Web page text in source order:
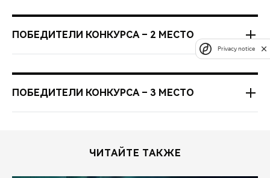
ПОБЕДИТЕЛИ КОНКУРСА – 2 МЕСТО
Базис-Сервис
РВ Сервис КУБАНЬ
ПОБЕДИТЕЛИ КОНКУРСА – 3 МЕСТО
ЧИТАЙТЕ ТАКЖЕ
Privacy notice